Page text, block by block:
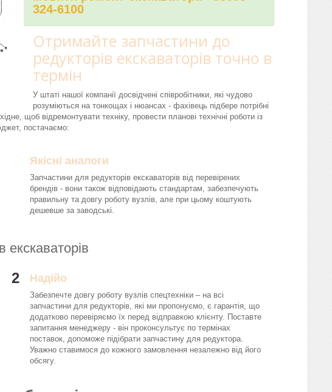
324-6100
Отримайте запчастини до
редукторів екскаваторів точно в
термін
У штаті нашої компанії досвідчені співробітники, які чудово
розуміються на тонкощах і нюансах - фахівець підбере потрібні
щоб відремонтувати техніку, провести планові технічні роботи із
постачаємо:
Якісні аналоги
Запчастини для редукторів екскаваторів від перевірених
брендів - вони також відповідають стандартам, забезпечують
правильну та довгу роботу вузлів, але при цьому коштують
дешевше за заводські.
екскаваторів
2 Надійо
Забезпечте довгу роботу вузлів спецтехніки – на всі
запчастини для редукторів, які ми пропонуємо, є гарантія, що
додатково перевіряємо їх перед відправкою клієнту. Поставте
запитання менеджеру - він проконсультує по термінах
поставок, допоможе підібрати запчастину для редуктора.
Уважно ставимося до кожного замовлення незалежно від його
обсягу.